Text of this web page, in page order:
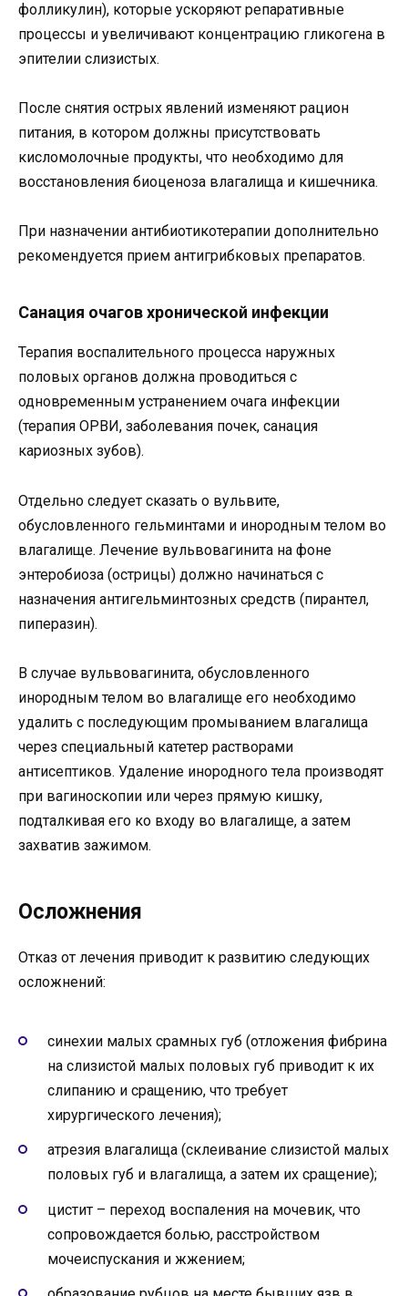
фолликулин), которые ускоряют репаративные
процессы и увеличивают концентрацию гликогена в
эпителии слизистых.
После снятия острых явлений изменяют рацион
питания, в котором должны присутствовать
кисломолочные продукты, что необходимо для
восстановления биоценоза влагалища и кишечника.
При назначении антибиотикотерапии дополнительно
рекомендуется прием антигрибковых препаратов.
Санация очагов хронической инфекции
Терапия воспалительного процесса наружных
половых органов должна проводиться с
одновременным устранением очага инфекции
(терапия ОРВИ, заболевания почек, санация
кариозных зубов).
Отдельно следует сказать о вульвите,
обусловленного гельминтами и инородным телом во
влагалище. Лечение вульвовагинита на фоне
энтеробиоза (острицы) должно начинаться с
назначения антигельминтозных средств (пирантел,
пиперазин).
В случае вульвовагинита, обусловленного
инородным телом во влагалище его необходимо
удалить с последующим промыванием влагалища
через специальный катетер растворами
антисептиков. Удаление инородного тела производят
при вагиноскопии или через прямую кишку,
подталкивая его ко входу во влагалище, а затем
захватив зажимом.
Осложнения
Отказ от лечения приводит к развитию следующих
осложнений:
синехии малых срамных губ (отложения фибрина
на слизистой малых половых губ приводит к их
слипанию и сращению, что требует
хирургического лечения);
атрезия влагалища (склеивание слизистой малых
половых губ и влагалища, а затем их сращение);
цистит – переход воспаления на мочевик, что
сопровождается болью, расстройством
мочеиспускания и жжением;